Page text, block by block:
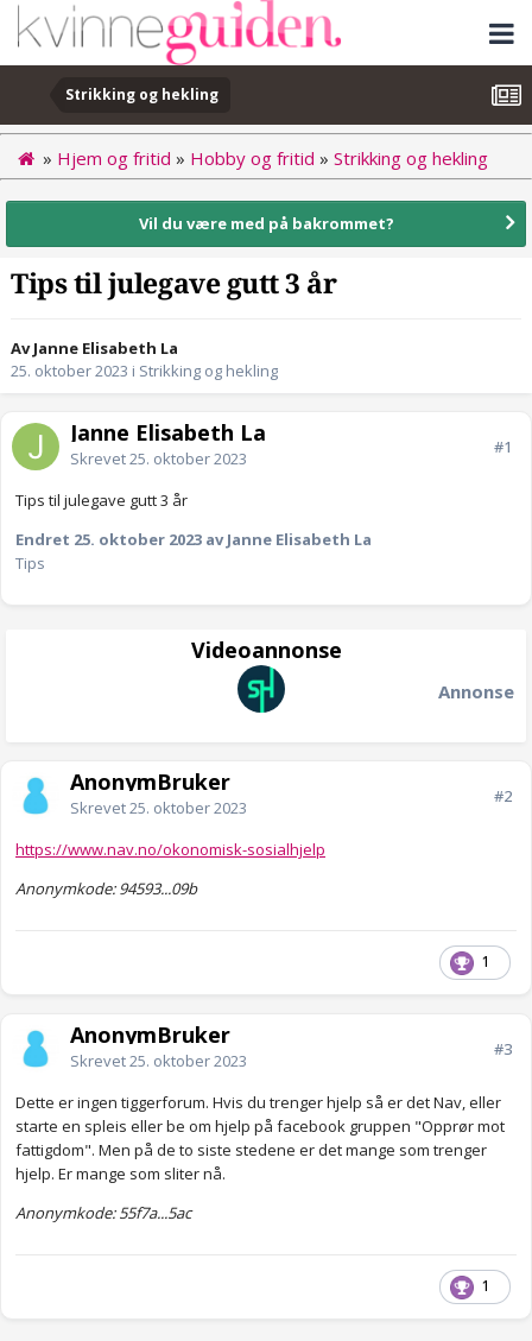
Strikking og hekling
» Hjem og fritid » Hobby og fritid » Strikking og hekling
Vil du være med på bakrommet?
Tips til julegave gutt 3 år
Av Janne Elisabeth La
25. oktober 2023 i Strikking og hekling
Janne Elisabeth La
Skrevet25. oktober 2023
#1
Tips til julegave gutt 3 år
Endret 25. oktober 2023 av Janne Elisabeth La
Tips
Videoannonse
Annonse
AnonymBruker
Skrevet25. oktober 2023
#2
https://www.nav.no/okonomisk-sosialhjelp
Anonymkode: 94593...09b
1
AnonymBruker
Skrevet25. oktober 2023
#3
Dette er ingen tiggerforum. Hvis du trenger hjelp så er det Nav, eller
starte en spleis eller be om hjelp på facebook gruppen "Opprør mot
fattigdom". Men på de to siste stedene er det mange som trenger
hjelp. Er mange som sliter nå.
Anonymkode: 55f7a...5ac
1